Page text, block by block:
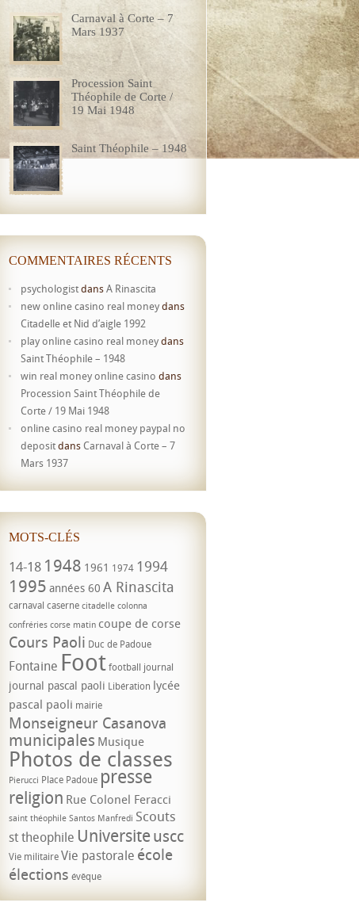
Carnaval à Corte – 7
Mars 1937
Procession Saint
Théophile de Corte /
19 Mai 1948
Saint Théophile – 1948
COMMENTAIRES RÉCENTS
psychologistdansA Rinascita
new online casino real moneydans
Citadelle et Nid d’aigle 1992
play online casino real moneydans
Saint Théophile – 1948
win real money online casino dans
Procession Saint Théophile de
Corte / 19 Mai 1948
online casino real money paypal no
depositdansCarnaval à Corte – 7
Mars 1937
MOTS-CLÉS
14-18 1948 1961 1974 1994
1995 années 60 A Rinascita
carnaval caserne citadelle colonna
confréries corse matin coupe de corse
Cours Paoli Duc de Padoue
Fontaine Footfootball journal
journal pascal paoli Libération lycée
pascal paoli mairie
Monseigneur Casanova
municipales Musique
Photos de classes
Pierucci Place Padoue presse
religion Rue Colonel Feracci
saint théophile Santos Manfredi Scouts
st theophile Universiteuscc
Vie militaireVie pastorale école
élections évêque